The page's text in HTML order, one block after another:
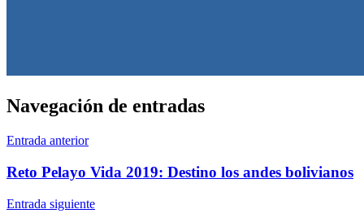
Navegación de entradas
Entrada anterior
Reto Pelayo Vida 2019: Destino los andes bolivianos
Entrada siguiente